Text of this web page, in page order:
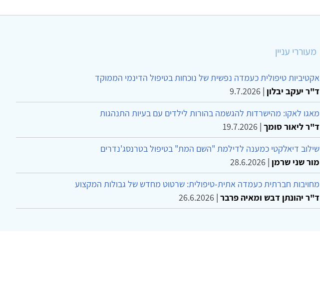
מעוררי עניין
אקטיביות טיפולית כעמדה נפשית של נוכחות בטיפול הדינמי הממוקד
ד"ר יעקב יבלון |
9.7.2026
מאגו לאקו: מהישרדות להגשמה בהורות לילדים עם בעיות התנהגות
ד"ר ליאור סומך |
19.7.2026
שילוב דיאלקטי כמענה לדילמת "השם המת" בטיפול בטרנסג'נדרים
מור שני שרמן |
28.6.2026
מחויבות חברתית כעמדה אתית-טיפולית: שרטוט מחדש של גבולות המקצוע
ד"ר יהונתן דבש ומאיה פרבר |
26.6.2026